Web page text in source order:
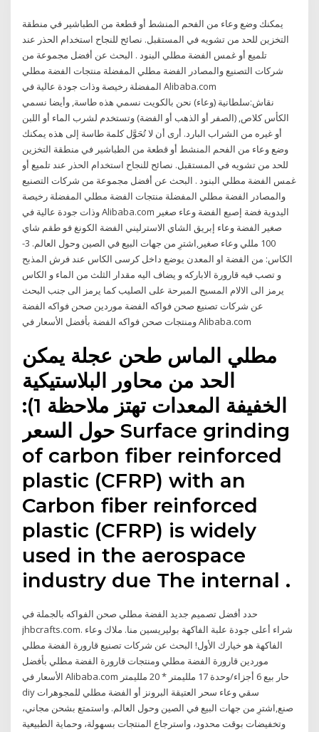
يمكنك وضع وعاء من الفحم المنشط أو قطعة من الطباشير في منطقة
التخزين للحد من تشويه في المستقبل. نصائح للنجاح استخدام الحذر عند
تلميع أو غمس الفضة مطلي البنود . البحث عن أفضل مجموعة من
شركات التصنيع والمصادر الفضة مطلي المفضلة منتجات الفضة مطلي
المفضلة رخيصة وذات جودة عالية في Alibaba.com
نقاش:سلطانية (وعاء) نحن بالكويت نسمي هذه طاسة, وأيضا نسمي
الكأس كلاص, (الصفر أو الذهب أو الفضة) وتستخدم لشرب الماء أو اللبن
أو غيره من الشراب البارد. أرى أن لا تُحَوَّل كلمة طاسة إلى هذه يمكنك
وضع وعاء من الفحم المنشط أو قطعة من الطباشير في منطقة التخزين
للحد من تشويه في المستقبل. نصائح للنجاح استخدام الحذر عند تلميع أو
غمس الفضة مطلي البنود . البحث عن أفضل مجموعة من شركات التصنيع
والمصادر الفضة مطلي المفضلة منتجات الفضة مطلي المفضلة رخيصة
وذات جودة عالية في Alibaba.com اليدوية فضة إصبع الفضة وعاء صغير
صغير الفضة وعاء إبريق الشاي الاسترليني الفضة الكونغ فو طقم شاي
100 مللي وعاء صغير,اشترِ من جهات البيع في الصين وحول العالم. 3-
الكاس: من الفضة او المعدن يوضع داخل كرسى الكاس عند فرش المذبح
و تصب فيه قارورة الاباركه و يضاف اليه مقدار الثلث من الماء و الكاس
يرمز الى الالام المسيح المبرحة على الصليب كما يرمز الى جنب البحث
عن شركات تصنيع صحن فواكه الفضة موردين صحن فواكه الفضة
ومنتجات صحن فواكه الفضة بأفضل الأسعار في Alibaba.com
مطلي الماس طحن عجلة يمكن
الحد من محاور البلاستيكية
الخفيفة المعدات تهتز ملاحظة 1):
حول السعر Surface grinding
of carbon fiber reinforced
plastic (CFRP) with an
Carbon fiber reinforced
plastic (CFRP) is widely
used in the aerospace
industry due The internal .
حدد أفضل تصميم جديد الفضة مطلي صحن الفواكه بالجملة في
jhbcrafts.com. شراء أعلى جودة علبة الفاكهة بوليريسين منا. ملاك وعاء
الفاكهة هو خيارك الأول! البحث عن شركات تصنيع قارورة الفضة مطلي
موردين قارورة الفضة مطلي ومنتجات قارورة الفضة مطلي بأفضل
الأسعار في Alibaba.com حار بيع 6 أجزاء/وحدة 17 ملليمتر * 20 ملليمتر
diy سقي وعاء سحر العتيقة البرونز أو الفضة مطلي للمجوهرات
صنع,اشترِ من جهات البيع في الصين وحول العالم. واستمتع بشحن مجاني،
وتخفيضات بوقت محدود، واسترجاع المنتجات بسهولة، وحماية الطبيعية